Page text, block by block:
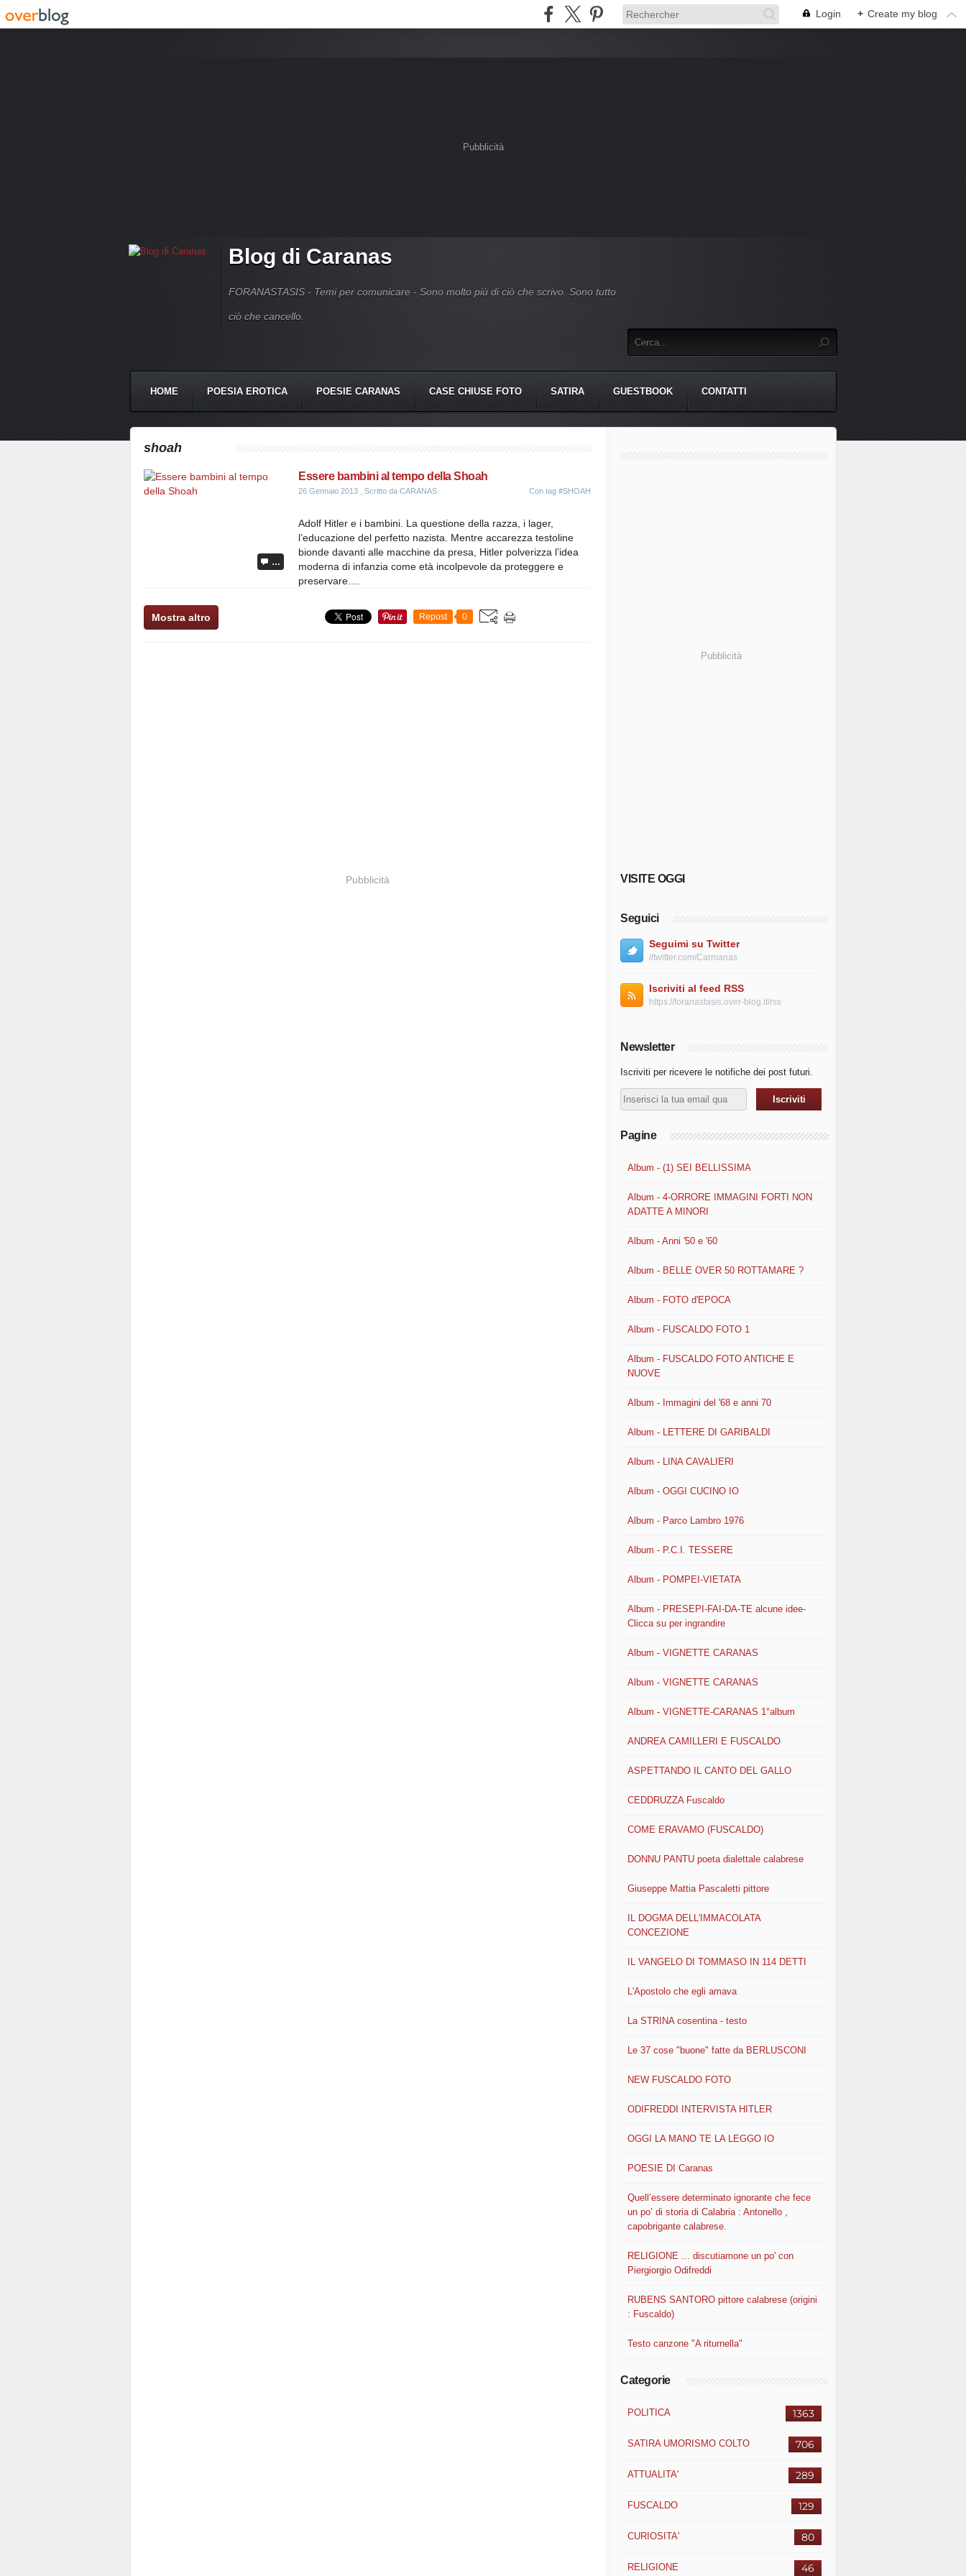
Login + Create my blog
Pubblicità
Blog di Caranas
FORANASTASIS - Temi per comunicare - Sono molto più di ciò che scrivo. Sono tutto
ciò che cancello.
HOME POESIA EROTICA POESIE CARANAS CASE CHIUSE FOTO SATIRA GUESTBOOK CONTATTI
shoah
…
Essere bambini al tempo della Shoah
26 Gennaio 2013 , Scritto da CARANAS Con tag #SHOAH
Adolf Hitler e i bambini. La questione della razza, i lager,
l’educazione del perfetto nazista. Mentre accarezza testoline
bionde davanti alle macchine da presa, Hitler polverizza l’idea
moderna di infanzia come età incolpevole da proteggere e
preservare....
Mostra altro Repost 0
Pubblicità
Pubblicità
VISITE OGGI
Seguici
Seguimi su Twitter
//twitter.com/Carmanas
Iscriviti al feed RSS
https://foranastasis.over-blog.it/rss
Newsletter
Iscriviti per ricevere le notifiche dei post futuri.
Pagine
Album - (1) SEI BELLISSIMA
Album - 4-ORRORE IMMAGINI FORTI NON
ADATTE A MINORI
Album - Anni '50 e '60
Album - BELLE OVER 50 ROTTAMARE ?
Album - FOTO d'EPOCA
Album - FUSCALDO FOTO 1
Album - FUSCALDO FOTO ANTICHE E
NUOVE
Album - Immagini del '68 e anni 70
Album - LETTERE DI GARIBALDI
Album - LINA CAVALIERI
Album - OGGI CUCINO IO
Album - Parco Lambro 1976
Album - P.C.I. TESSERE
Album - POMPEI-VIETATA
Album - PRESEPI-FAI-DA-TE alcune idee-
Clicca su per ingrandire
Album - VIGNETTE CARANAS
Album - VIGNETTE CARANAS
Album - VIGNETTE-CARANAS 1°album
ANDREA CAMILLERI E FUSCALDO
ASPETTANDO IL CANTO DEL GALLO
CEDDRUZZA Fuscaldo
COME ERAVAMO (FUSCALDO)
DONNU PANTU poeta dialettale calabrese
Giuseppe Mattia Pascaletti pittore
IL DOGMA DELL'IMMACOLATA
CONCEZIONE
IL VANGELO DI TOMMASO IN 114 DETTI
L'Apostolo che egli amava
La STRINA cosentina - testo
Le 37 cose "buone" fatte da BERLUSCONI
NEW FUSCALDO FOTO
ODIFREDDI INTERVISTA HITLER
OGGI LA MANO TE LA LEGGO IO
POESIE DI Caranas
Quell’essere determinato ignorante che fece
un po’ di storia di Calabria : Antonello ,
capobrigante calabrese.
RELIGIONE ... discutiamone un po' con
Piergiorgio Odifreddi
RUBENS SANTORO pittore calabrese (origini
: Fuscaldo)
Testo canzone "A riturnella"
Categorie
1363
POLITICA
706
SATIRA UMORISMO COLTO
289
ATTUALITA'
129
FUSCALDO
80
CURIOSITA'
46
RELIGIONE